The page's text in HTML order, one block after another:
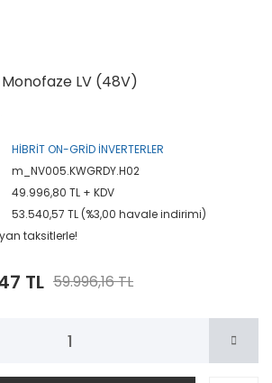
Monofaze LV (48V)
HİBRİT ON-GRİD İNVERTERLER
m_NV005.KWGRDY.H02
49.996,80 TL + KDV
53.540,57 TL (%3,00 havale indirimi)
taksitlerle!
TL 59.996,16 TL